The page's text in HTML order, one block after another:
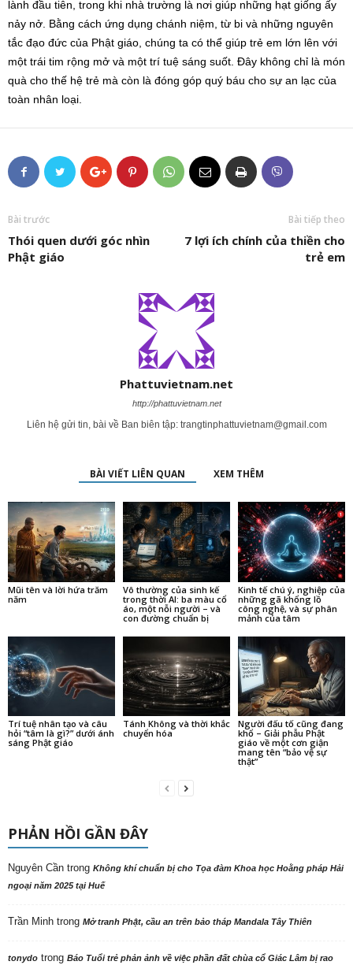
lành đầu tiên, trong khi nhà trường là nơi giúp những hạt giống ấy
nảy nở. Bằng cách ứng dụng chánh niệm, từ bi và những nguyên
tắc đạo đức của Phật giáo, chúng ta có thể giúp trẻ em lớn lên với
một trái tim rộng mở và một trí tuệ sáng suốt. Đây không chỉ là món
quà cho thế hệ trẻ mà còn là đóng góp quý báu cho sự an lạc của
toàn nhân loại.
Bài trước
Thói quen dưới góc nhìn
Phật giáo
Bài tiếp theo
7 lợi ích chính của thiền cho
trẻ em
Phattuvietnam.net
http://phattuvietnam.net
Liên hệ gửi tin, bài về Ban biên tập: trangtinphattuvietnam@gmail.com
BÀI VIẾT LIÊN QUAN XEM THÊM
Mũi tên và lời hứa trăm
năm
Vô thường của sinh kế
trong thời AI: ba màu cổ
áo, một nỗi người – và
con đường chuẩn bị
Kinh tế chú ý, nghiệp của
những gã khổng lồ
công nghệ, và sự phân
mảnh của tâm
Trí tuệ nhân tạo và câu
hỏi “tâm là gì?” dưới ánh
sáng Phật giáo
Tánh Không và thời khắc
chuyển hóa
Người đấu tố cũng đang
khổ – Giải phẫu Phật
giáo về một cơn giận
mang tên “bảo vệ sự
thật”
PHẢN HỒI GẦN ĐÂY
Nguyên Cần trong Không khí chuẩn bị cho Tọa đàm Khoa học Hoằng pháp Hải
ngoại năm 2025 tại Huế
Trần Minh trong Mở tranh Phật, cầu an trên bảo tháp Mandala Tây Thiên
tonydo trong Báo Tuổi trẻ phản ảnh về việc phần đất chùa cổ Giác Lâm bị rao